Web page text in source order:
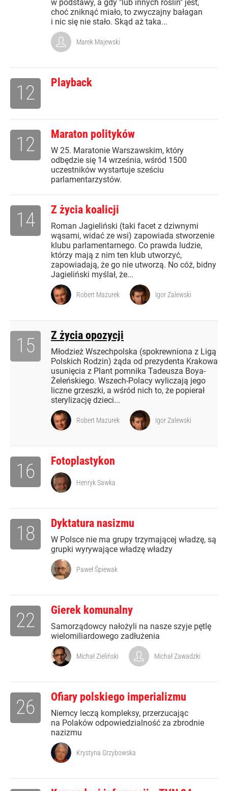
w podstawy, a gdy "lub innych roślin" jest,
choć zniknąć miało, to zwyczajny bałagan
i nic się nie stało. Skąd aż taka...
Marek Majewski
Playback
12
Maraton polityków
W 25. Maratonie Warszawskim, który
odbędzie się 14 września, wśród 1500
uczestników wystartuje sześciu
parlamentarzystów.
12
Z życia koalicji
Roman Jagieliński (taki facet z dziwnymi
wąsami, widać ze wsi) zapowiada stworzenie
klubu parlamentarnego. Co prawda ludzie,
którzy mają z nim ten klub utworzyć,
zapowiadają, że go nie utworzą. No cóż, bidny
Jagieliński myślał, że...
14
Robert Mazurek Igor Zalewski
Z życia opozycji
Młodzież Wszechpolska (spokrewniona z Ligą
Polskich Rodzin) żąda od prezydenta Krakowa
usunięcia z Plant pomnika Tadeusza Boya-
Żeleńskiego. Wszech-Polacy wyliczają jego
liczne grzeszki, a wśród nich to, że popierał
sterylizację dzieci...
15
Robert Mazurek Igor Zalewski
Fotoplastykon
16 Henryk Sawka
Dyktatura nasizmu
W Polsce nie ma grupy trzymającej władzę, są
grupki wyrywające władzę władzy
18
Paweł Śpiewak
Gierek komunalny
Samorządowcy nałożyli na nasze szyje pętlę
wielomiliardowego zadłużenia
22
Michał Zieliński Michał Zawadzki
Ofiary polskiego imperializmu
Niemcy leczą kompleksy, przerzucając
na Polaków odpowiedzialność za zbrodnie
nazizmu
26
Krystyna Grzybowska